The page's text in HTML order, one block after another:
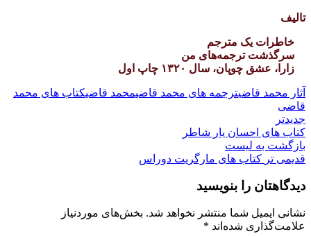
تالیف
خاطرات یک مترجم
سرگذشت ترجمه‌های من
زارا، عشق چوپان، سال ۱۳۲۰ چاپ اول
آثار محمد قاضیترجمه های محمد قاضیمحمد قاضیکتاب های محمد
قاضی
جدیدتر
کتاب های احسان یار شاطر
بازگشت به لیست
قدیمی تر کتاب های مارگریت دوراس
دیدگاهتان را بنویسید
نشانی ایمیل شما منتشر نخواهد شد. بخش‌های موردنیاز
علامت‌گذاری شده‌اند *